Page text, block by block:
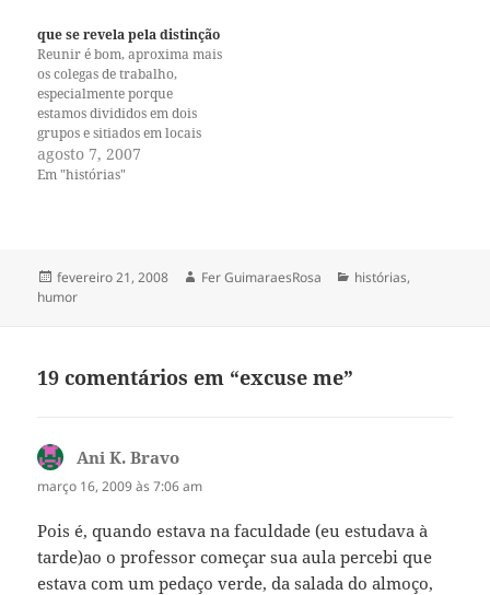
que se revela pela distinção
Reunir é bom, aproxima mais
os colegas de trabalho,
especialmente porque
estamos divididos em dois
grupos e sitiados em locais
diferentes. No meio do
campus fica o pessoal da web,
preparam…
agosto 7, 2007
Em "histórias"
Publicado
em
fevereiro 21, 2008 Autor
Fer GuimaraesRosa Categorias
histórias,
humor
19 comentários em “excuse me”
Ani K. Bravo
março 16, 2009 às 7:06 am
Pois é, quando estava na faculdade (eu estudava à
tarde)ao o professor começar sua aula percebi que
estava com um pedaço verde, da salada do almoço,